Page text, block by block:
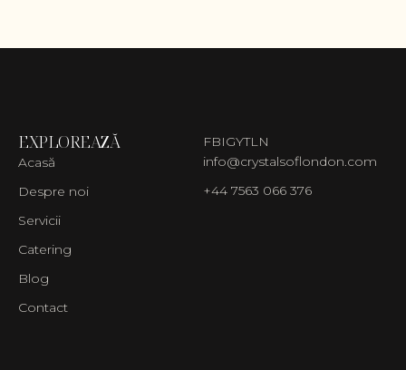
EXPLOREAZĂ
Acasă
Despre noi
Servicii
Catering
Blog
Contact
FBIGYTLN
info@crystalsoflondon.com
+44 7563 066 376